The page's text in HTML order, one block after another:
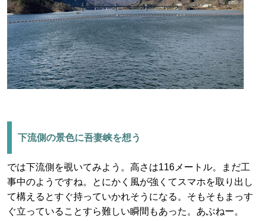
下流側の景色に吾妻峡を想う
では下流側を覗いてみよう。高さは116メートル。まだ工
事中のようですね。とにかく風が強くてスマホを取り出し
て構えるとすぐ持っていかれそうになる。そもそもまっす
ぐ立っていることすら難しい瞬間もあった。あぶねー。